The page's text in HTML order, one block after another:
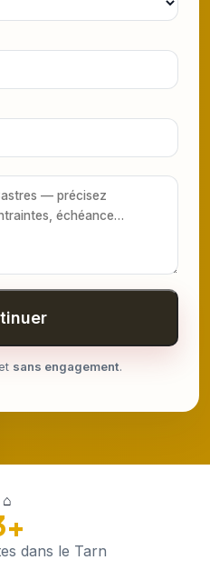
sans engagement.
⌂
dans le Tarn